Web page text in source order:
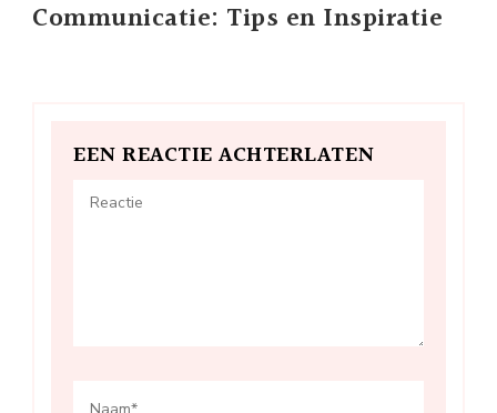
Communicatie: Tips en Inspiratie
EEN REACTIE ACHTERLATEN